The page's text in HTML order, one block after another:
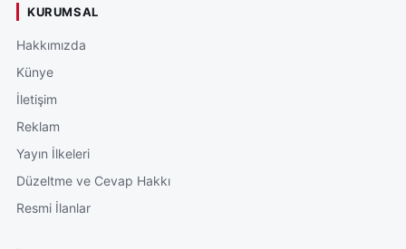
KURUMSAL
Hakkımızda
Künye
İletişim
Reklam
Yayın İlkeleri
Düzeltme ve Cevap Hakkı
Resmi İlanlar